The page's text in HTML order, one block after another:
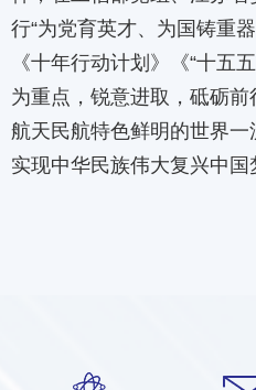
行“为党育英才、为国铸重
《十年行动计划》《“十五
为重点，锐意进取，砥砺
航天民航特色鲜明的世界
实现中华民族伟大复兴中国